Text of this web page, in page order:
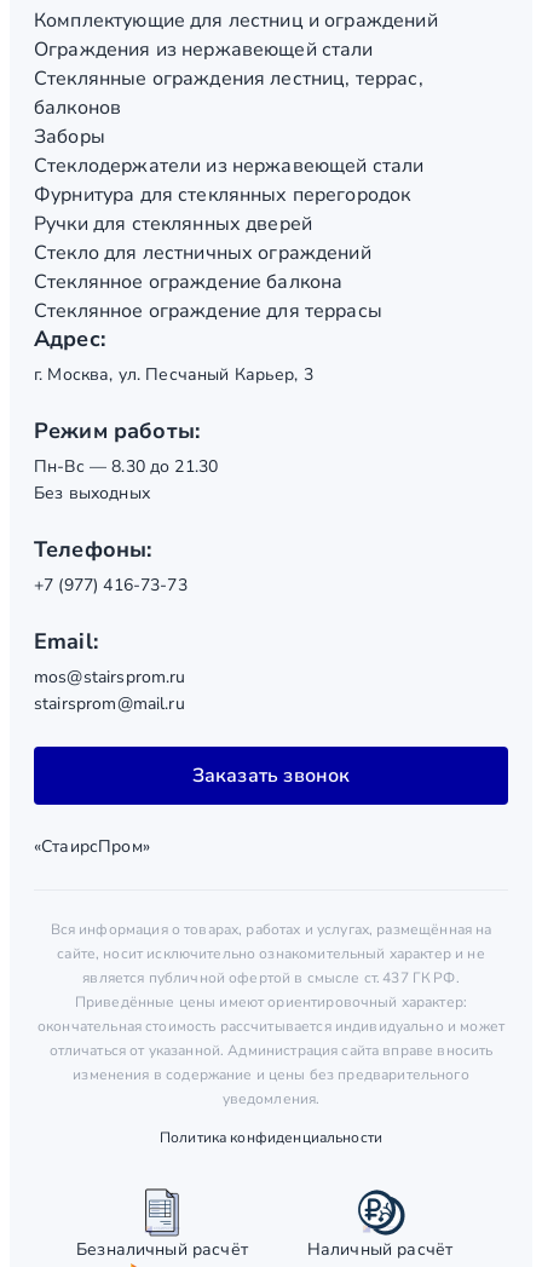
Комплектующие для лестниц и ограждений
Ограждения из нержавеющей стали
Стеклянные ограждения лестниц, террас,
балконов
Заборы
Стеклодержатели из нержавеющей стали
Фурнитура для стеклянных перегородок
Ручки для стеклянных дверей
Стекло для лестничных ограждений
Стеклянное ограждение балкона
Стеклянное ограждение для террасы
Адрес:
г. Москва, ул. Песчаный Карьер, 3
Режим работы:
Пн-Вс — 8.30 до 21.30
Без выходных
Телефоны:
+7 (977) 416-73-73
Email:
mos@stairsprom.ru
stairsprom@mail.ru
Заказать звонок
«СтаирсПром»
Вся информация о товарах, работах и услугах, размещённая на
сайте, носит исключительно ознакомительный характер и не
является публичной офертой в смысле ст. 437 ГК РФ.
Приведённые цены имеют ориентировочный характер:
окончательная стоимость рассчитывается индивидуально и может
отличаться от указанной. Администрация сайта вправе вносить
изменения в содержание и цены без предварительного
уведомления.
Политика конфиденциальности
Безналичный расчёт Наличный расчёт